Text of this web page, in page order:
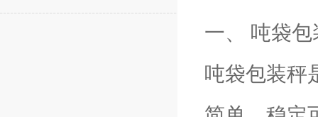
一、 吨袋
吨袋包装秤